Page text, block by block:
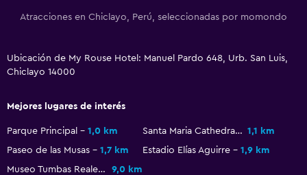
Atracciones en Chiclayo, Perú, seleccionadas por momondo
Ubicación de My Rouse Hotel: Manuel Pardo 648, Urb. San Luis,
Chiclayo 14000
Mejores lugares de interés
Parque Principal 1,0 km Santa Maria Cathedral 1,1 km
Paseo de las Musas
1,7 km Estadio Elías Aguirre
1,9 km
Museo Tumbas Reales del Senor de Sipan
9,0 km